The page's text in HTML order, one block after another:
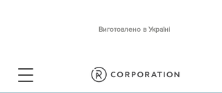
Виготовлено в Україні